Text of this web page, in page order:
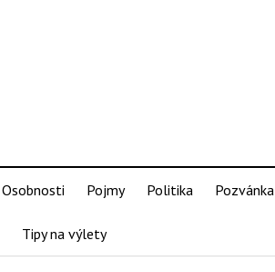
Osobnosti Pojmy Politika Pozvánka
Tipy na výlety